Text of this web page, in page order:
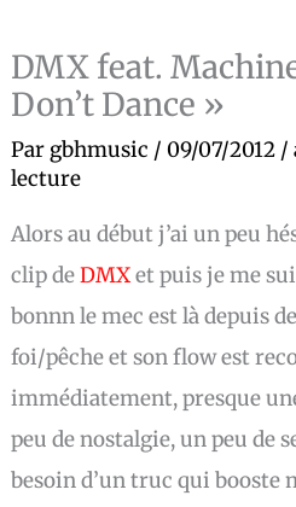
DMX feat.
Don’t Dance »
Par gbhmusic / 09/07/2012 /
lecture
Alors au début j’ai un peu
clip deDMXet puis je me
bonnn le mec est là depuis
foi/pêche et son flow est
immédiatement, presque
peu de nostalgie, un peu de
besoin d’un truc qui booste